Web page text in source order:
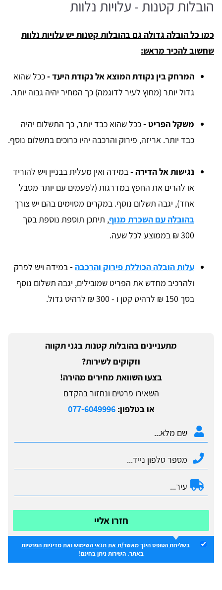
הובלות קטנות - עלויות נלוות
כמו כל הובלה גדולה גם בהובלות קטנות יש עלויות נלוות
שחשוב להכיר מראש:
המרחק בין נקודת המוצא אל נקודת היעד -ככל שהוא
גדול יותר (מחוץ לעיר לדוגמה) כך המחיר יהיה גבוה יותר.
משקל הפריט -ככל שהוא כבד יותר, כך התשלום יהיה
כבד יותר. אריזה, פירוק והרכבה יהיו כרוכים בתשלום נוסף.
נגישות אל הדירה -במידה ואין מעלית בבניין ויש להוריד
או להרים את החפץ במדרגות (לפעמים עם יותר מסבל
אחד), יגבה תשלום נוסף. במקרים מסוימים בהם יש צורך
בהובלה עם השכרת מנוף, תיתכן תוספת נוספת בסך
300 ₪ בממוצע לכל שעה.
עלות הובלה הכוללת פירוק והרכבה-במידה ויש לפרק
ולהרכיב מחדש את הפריט שמובילים, יגבה תשלום נוסף
בסך 150 ₪ לרהיט קטן ו - 300 ₪ לרהיט גדול.
מתעניינים בהובלות קטנות בגני תקווה
וזקוקים לשירות?
בצעו השוואת מחירים מהירה!
השאירו פרטים ונחזור בהקדם
או בטלפון:077-6049996
חזרו אליי
בשליחת הטופס הינך מאשר/ת אתתנאי השימושואתמדיניות הפרטיות
באתר. השירות ניתן בחינם!